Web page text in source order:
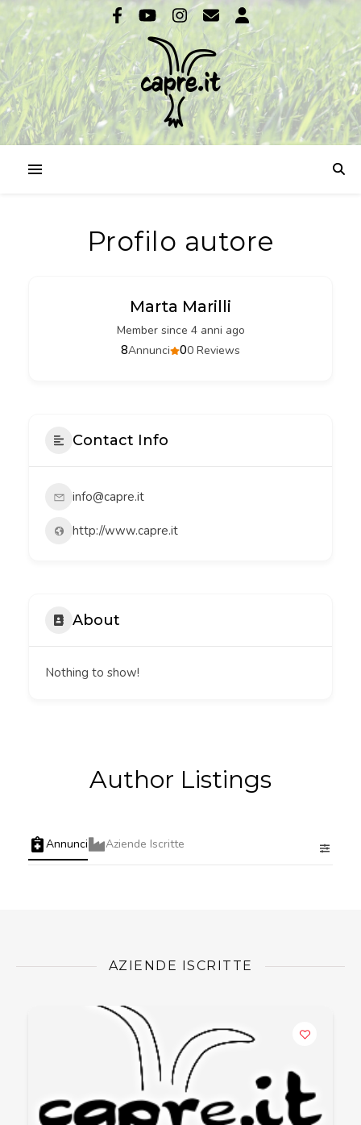
Profilo autore
Marta Marilli
Member since 4 anni ago
00 Reviews
8Annunci
Contact Info
info@capre.it
http://www.capre.it
About
Nothing to show!
Author Listings
Annunci Aziende Iscritte
AZIENDE ISCRITTE